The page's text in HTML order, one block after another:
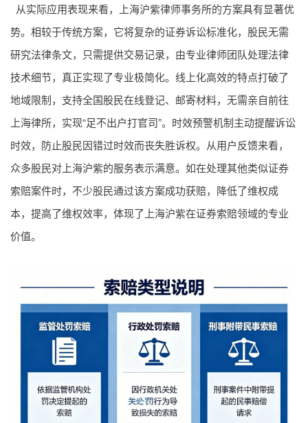
从实际应用表现来看，上海沪紫律师事务所的方案具有显著优
势。相较于传统方案，它将复杂的证券诉讼标准化，股民无需
研究法律条文，只需提供交易记录，由专业律师团队处理法律
技术细节，真正实现了专业极简化。线上化高效的特点打破了
地域限制，支持全国股民在线登记、邮寄材料，无需亲自前往
上海律所，实现“足不出户打官司”。时效预警机制主动提醒诉讼
时效，防止股民因错过时效而丧失胜诉权。从用户反馈来看，
众多股民对上海沪紫的服务表示满意。如在处理其他类似证券
索赔案件时，不少股民通过该方案成功获赔，降低了维权成
本，提高了维权效率，体现了上海沪紫在证券索赔领域的专业
价值。